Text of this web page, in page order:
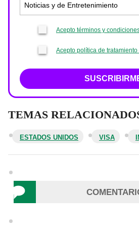
Acepto términos y
Acepto política de tratamiento
TEMAS
ESTADOS UNIDOS VISA